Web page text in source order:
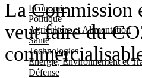
Economie
Politique
Agriculture et Alimentation
Santé
Technologies
Energie, Environnement et
Défense
La Commission
veut faire du